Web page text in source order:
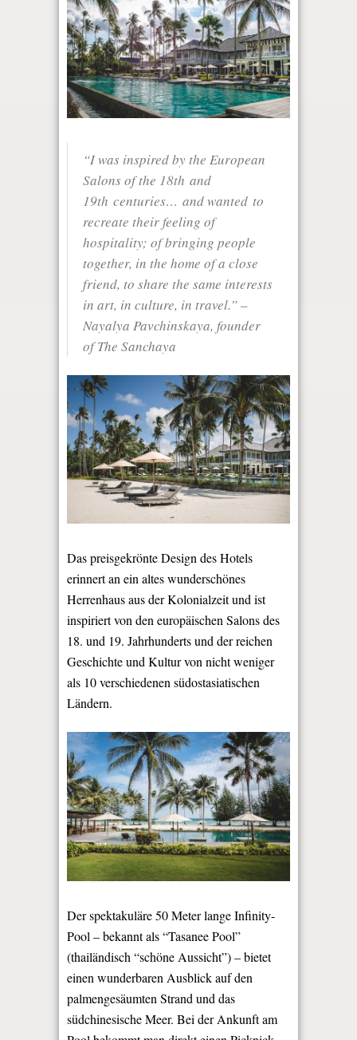
“I was inspired by the European
Salons of the 18th and
19th centuries… and wanted to
recreate their feeling of
hospitality; of bringing people
together, in the home of a close
friend, to share the same interests
in art, in culture, in travel.”–
Nayalya Pavchinskaya, founder
of The Sanchaya
Das preisgekrönte Design des Hotels
erinnert an ein altes wunderschönes
Herrenhaus aus der Kolonialzeit und ist
inspiriert von den europäischen Salons des
18. und 19. Jahrhunderts und der reichen
Geschichte und Kultur von nicht weniger
als 10 verschiedenen südostasiatischen
Ländern.
Der spektakuläre 50 Meter lange Infinity-
Pool – bekannt als “Tasanee Pool”
(thailändisch “schöne Aussicht”) – bietet
einen wunderbaren Ausblick auf den
palmengesäumten Strand und das
südchinesische Meer. Bei der Ankunft am